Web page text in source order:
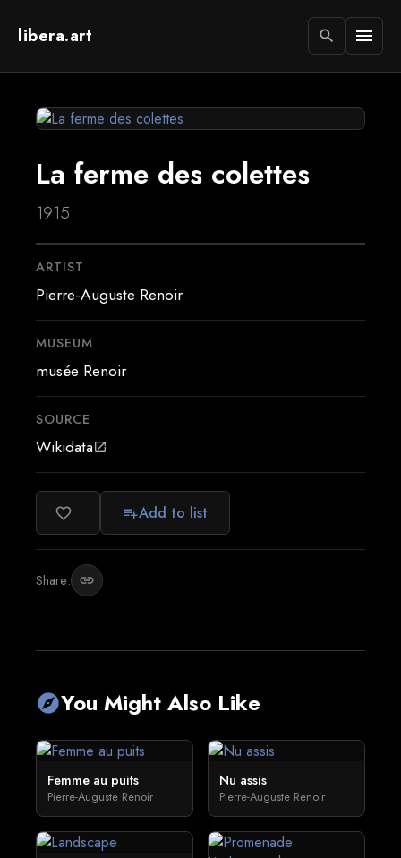
libera.art search menu
La ferme des colettes
1915
ARTIST
Pierre-Auguste Renoir
MUSEUM
musée Renoir
SOURCE
Wikidataopen_in_new
favorite_border playlist_addAdd to list
Share: link
exploreYou Might Also Like
Femme au puits
Pierre-Auguste Renoir
Nu assis
Pierre-Auguste Renoir